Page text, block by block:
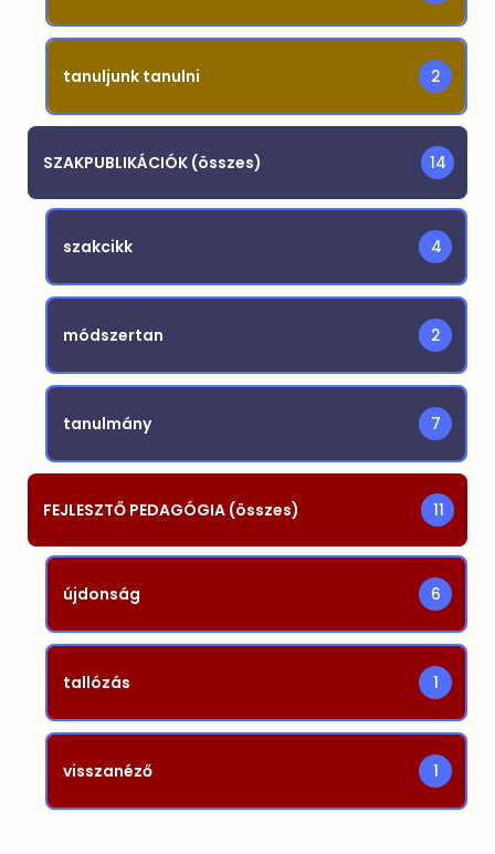
tanuljunk tanulni 2
SZAKPUBLIKÁCIÓK (összes) 14
szakcikk 4
módszertan 2
tanulmány 7
FEJLESZTŐ PEDAGÓGIA (összes) 11
újdonság 6
tallózás 1
visszanéző 1